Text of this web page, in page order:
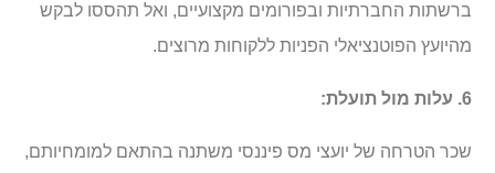
ברשתות החברתיות ובפורומים מקצועיים, ואל תהססו לבקש
מהיועץ הפוטנציאלי הפניות ללקוחות מרוצים.
6. עלות מול תועלת:
שכר הטרחה של יועצי מס פיננסי משתנה בהתאם למומחיותם,